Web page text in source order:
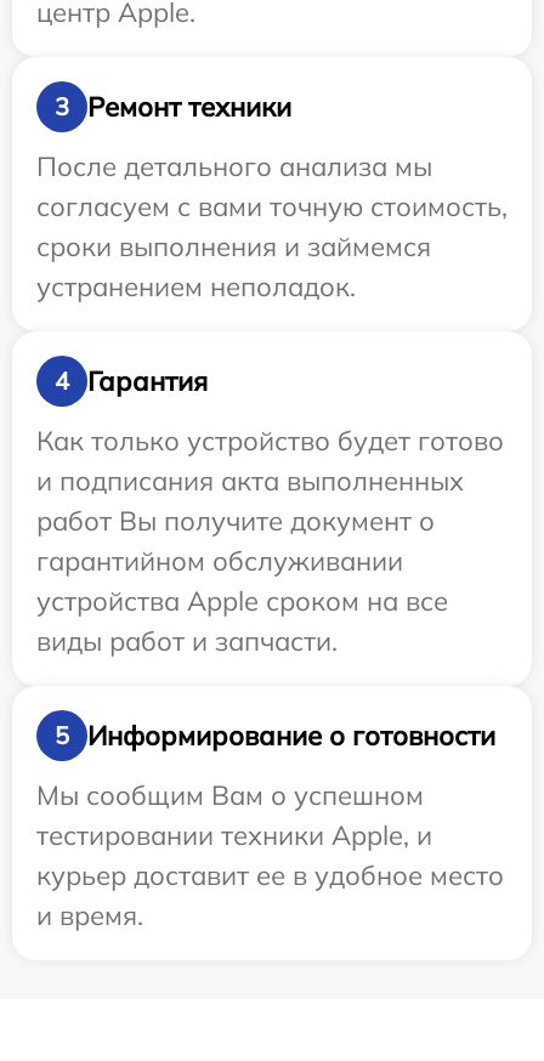
центр Apple.
3
Ремонт техники
После детального анализа мы
согласуем с вами точную стоимость,
сроки выполнения и займемся
устранением неполадок.
4
Гарантия
Как только устройство будет готово
и подписания акта выполненных
работ Вы получите документ о
гарантийном обслуживании
устройства Apple сроком на все
виды работ и запчасти.
5
Информирование о готовности
Мы сообщим Вам о успешном
тестировании техники Apple, и
курьер доставит ее в удобное место
и время.